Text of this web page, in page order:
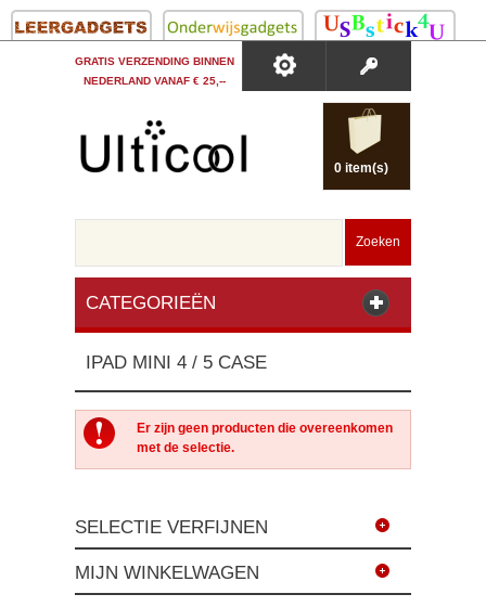
GRATIS VERZENDING BINNEN
NEDERLAND VANAF € 25,--
0 item(s)
Zoeken
CATEGORIEËN
IPAD MINI 4 / 5 CASE
Er zijn geen producten die overeenkomen
met de selectie.
SELECTIE VERFIJNEN
MIJN WINKELWAGEN